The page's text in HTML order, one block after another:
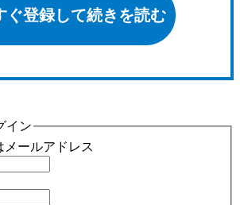
ぐ登録して続きを読む
イン
ールアドレス